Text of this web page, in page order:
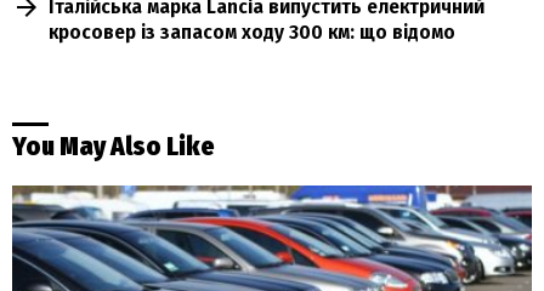
Італійська марка Lancia випустить електричний
кросовер із запасом ходу 300 км: що відомо
You May Also Like